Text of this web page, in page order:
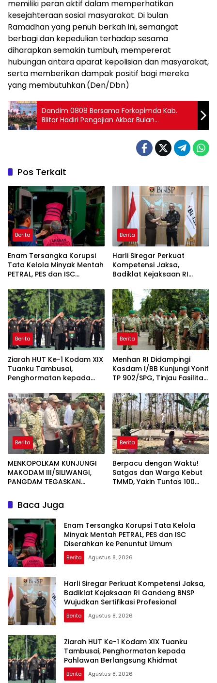
memiliki peran aktif dalam memperhatikan
kesejahteraan sosial masyarakat. Di bulan
Ramadhan yang penuh berkah ini, semangat
berbagi dan kepedulian terhadap sesama
diharapkan semakin tumbuh, mempererat
hubungan antara aparat kepolisian dan masyarakat,
serta memberikan dampak positif bagi mereka
yang membutuhkan.(Den/Dbn)
Dandim 0808 Bersama Forkopimda Kab.
Blitar Hadiri Pengajian Akbar Bulan
Ramadhan Korpri, TNI- Polri, TP PKK Bersama
Pos Terkait
Berita
Enam Tersangka Korupsi
Tata Kelola Minyak Mentah
PETRAL, PES dan ISC
Umum
Berita
Harli Siregar Perkuat
Kompetensi Jaksa,
Badiklat Kejaksaan RI
Sertifikasi Profesional
Berita
Ziarah HUT Ke-1 Kodam XIX
Tuanku Tambusai,
Penghormatan kepada
Khidmat
Berita
Menhan RI Didampingi
Kasdam I/BB Kunjungi Yonif
TP 902/SPG, Tinjau Fasilitas
Berita
MENKOPOLKAM KUNJUNGI
MAKODAM III/SILIWANGI,
PANGDAM TEGASKAN
MENJAGA STABILITAS
NASIONAL
Berita
Berpacu dengan Waktu!
Satgas dan Warga Kebut
TMMD, Yakin Tuntas 100
Baca Juga
Enam Tersangka Korupsi Tata Kelola
Minyak Mentah PETRAL, PES dan ISC
Diserahkan ke Penuntut Umum
Berita Agustus 8, 2026
Harli Siregar Perkuat Kompetensi Jaksa,
Badiklat Kejaksaan RI Gandeng BNSP
Wujudkan Sertifikasi Profesional
Berita Agustus 8, 2026
Ziarah HUT Ke-1 Kodam XIX Tuanku
Tambusai, Penghormatan kepada
Pahlawan Berlangsung Khidmat
Berita Agustus 8, 2026